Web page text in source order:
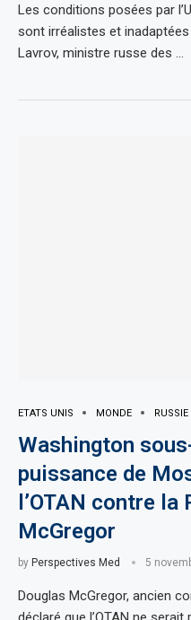
Les conditions posées par
sont irréalistes et
Lavrov, ministre russe des …
ETATS UNIS MONDE RUSSIE
Washington
puissance de
l’OTAN contre
McGregor
by Perspectives Med 5
Douglas McGregor, ancien